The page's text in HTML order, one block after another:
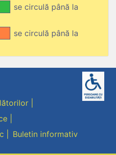
se circulă până la
se circulă până la
Buletin informativ